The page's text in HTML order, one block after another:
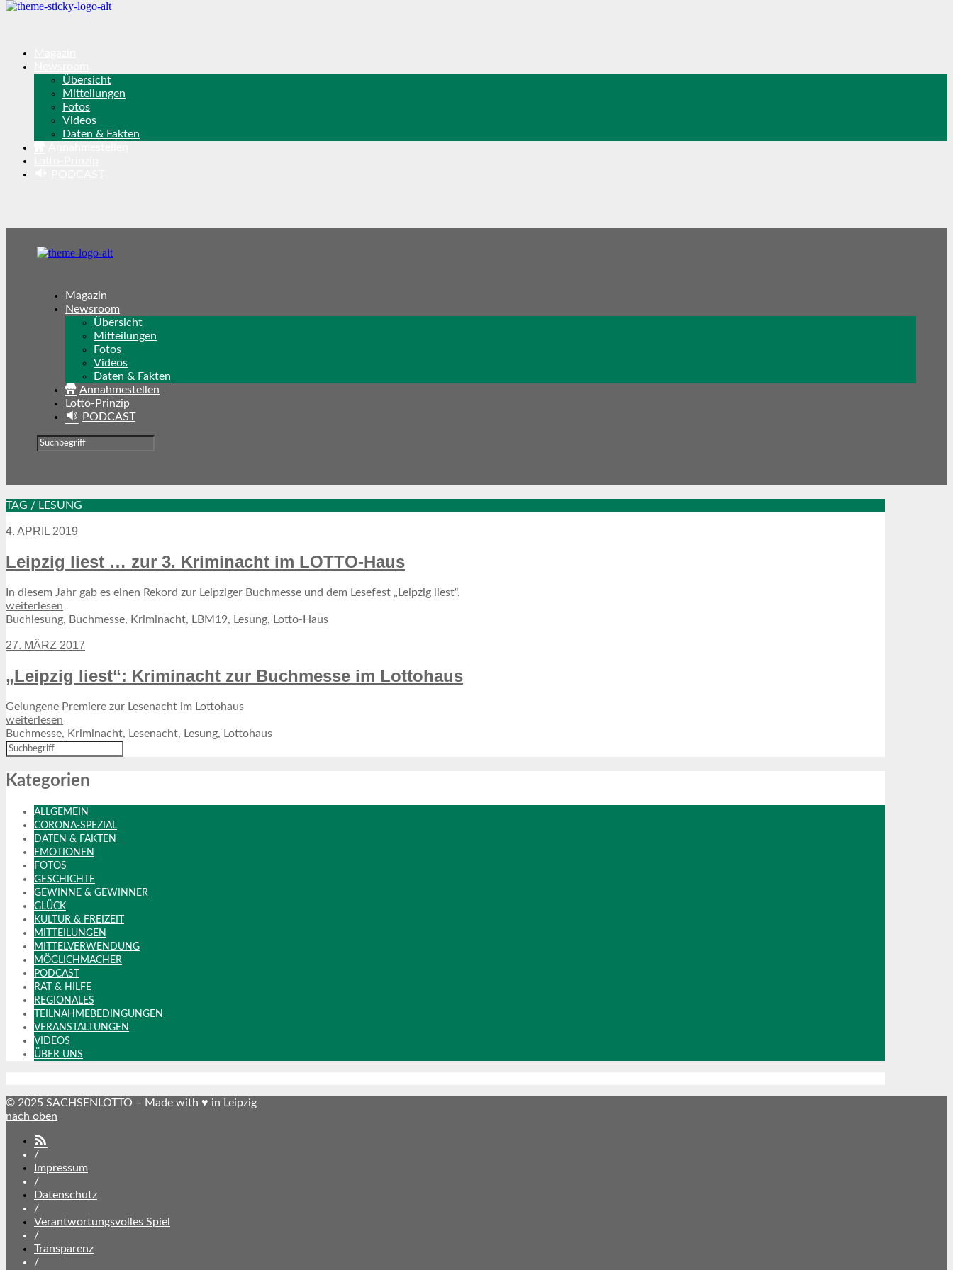
Übersicht
Mitteilungen
Fotos
Videos
Daten & Fakten
Magazin
Newsroom
Übersicht
Mitteilungen
Fotos
Videos
Daten & Fakten
Annahmestellen
Lotto-Prinzip
PODCAST
TAG / LESUNG
4. APRIL 2019
Leipzig liest … zur 3. Kriminacht im LOTTO-Haus
In diesem Jahr gab es einen Rekord zur Leipziger Buchmesse und dem Lesefest „Leipzig liest“.
weiterlesen
Buchlesung, Buchmesse, Kriminacht, LBM19, Lesung, Lotto-Haus
27. MÄRZ 2017
„Leipzig liest“: Kriminacht zur Buchmesse im Lottohaus
Gelungene Premiere zur Lesenacht im Lottohaus
weiterlesen
Buchmesse, Kriminacht, Lesenacht, Lesung, Lottohaus
Kategorien
ALLGEMEIN
CORONA-SPEZIAL
DATEN & FAKTEN
EMOTIONEN
FOTOS
GESCHICHTE
GEWINNE & GEWINNER
GLÜCK
KULTUR & FREIZEIT
MITTEILUNGEN
MITTELVERWENDUNG
MÖGLICHMACHER
PODCAST
RAT & HILFE
REGIONALES
TEILNAHMEBEDINGUNGEN
VERANSTALTUNGEN
VIDEOS
ÜBER UNS
© 2025 SACHSENLOTTO – Made with ♥ in Leipzig
nach oben
/
Impressum
/
Datenschutz
/
Verantwortungsvolles Spiel
/
Transparenz
/